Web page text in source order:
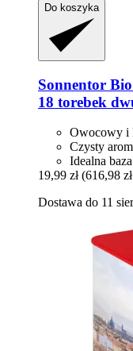
Do koszyka
Sonnentor
18 torebek
Owocowy i
Czysty
Idealna
19,99 zł (616,98
Dostawa do 11